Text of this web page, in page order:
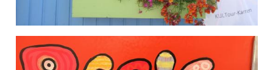
MUSEEN
FREUNDE IN EUROPA
KULTURPROJEKTE